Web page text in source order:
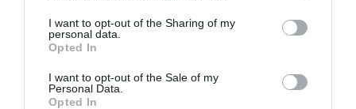
I want to opt-out of the Sharing of my
personal data.
Opted In
I want to opt-out of the Sale of my
Personal Data.
Opted In